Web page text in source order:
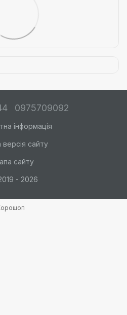
0975709092
інформація
версія сайту
сайту
- 2026